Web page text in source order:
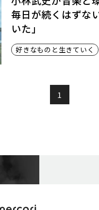
毎日が続くはずな
いた」
好きなものと生きていく
1